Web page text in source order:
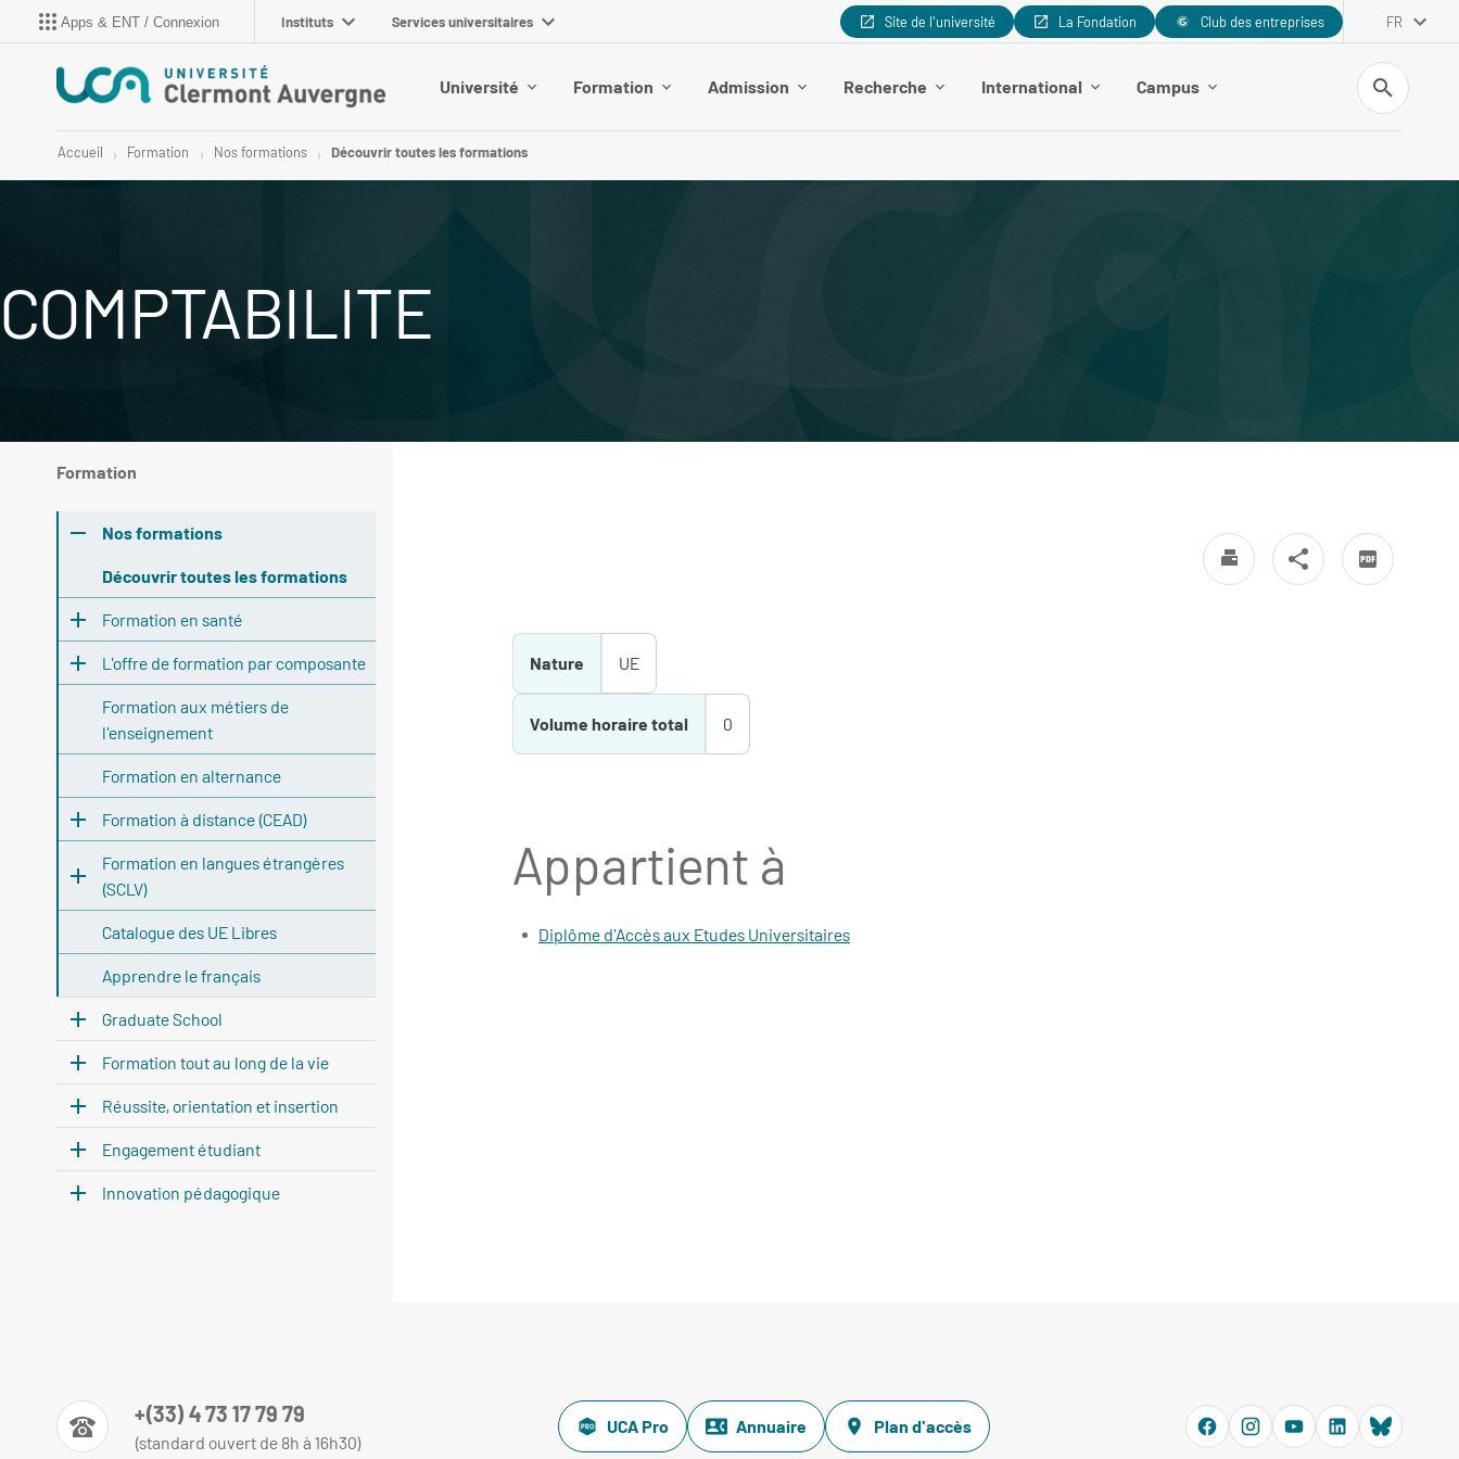
Apps & ENT / Connexion Instituts Services universitaires Site de l'université La Fondation Club des entreprises FR
Université Formation Admission Recherche International Campus
Recherche
Accueil Formation Nos formations Découvrir toutes les formations
COMPTABILITE
Nature UE
Volume horaire total 0
Appartient à
Diplôme d'Accès aux Etudes Universitaires
Formation
Nos formations
Découvrir toutes les formations
Formation en santé
L'offre de formation par composante
Formation aux métiers de
l'enseignement
Formation en alternance
Formation à distance (CEAD)
Formation en langues étrangères
(SCLV)
Catalogue des UE Libres
Apprendre le français
Graduate School
Formation tout au long de la vie
Réussite, orientation et insertion
Engagement étudiant
Innovation pédagogique
+(33) 4 73 17 79 79
(standard ouvert de 8h à 16h30)
UCA Pro Annuaire Plan d'accès